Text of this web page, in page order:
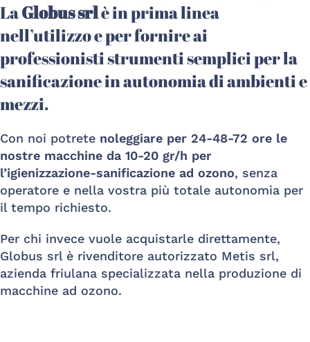
LaGlobus srlè in prima linea
nell’utilizzo e per fornire ai
professionisti strumenti semplici per la
sanificazione in autonomia di ambienti e
mezzi.
Con noi potrete noleggiare per 24-48-72 ore le
nostre macchine da 10-20 gr/h per
l’igienizzazione-sanificazione ad ozono, senza
operatore e nella vostra più totale autonomia per
il tempo richiesto.
Per chi invece vuole acquistarle direttamente,
Globus srl è rivenditore autorizzato Metis srl,
azienda friulana specializzata nella produzione di
macchine ad ozono.